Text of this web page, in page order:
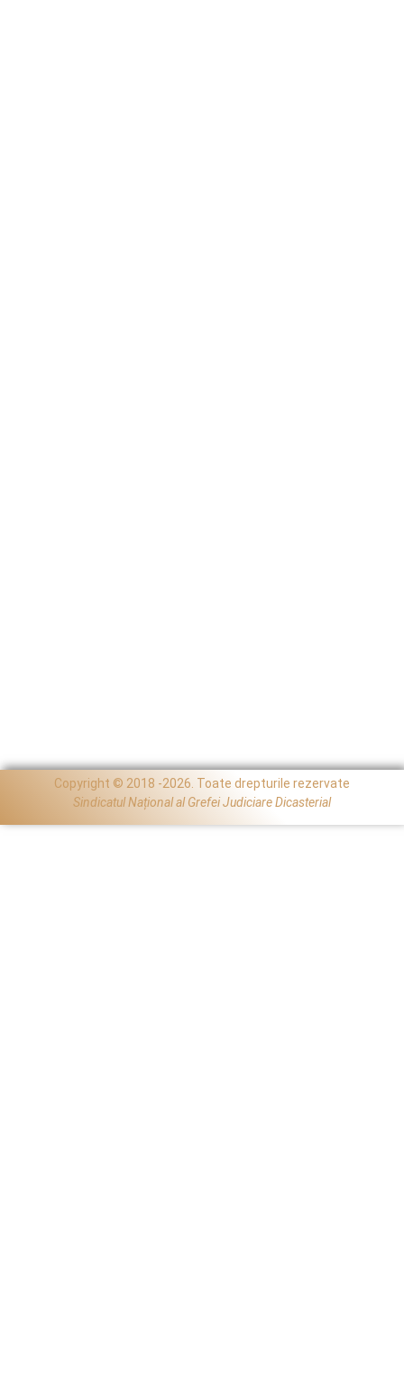
Copyright © 2018 -2026. Toate drepturile rezervate
Sindicatul Național al Grefei Judiciare Dicasterial